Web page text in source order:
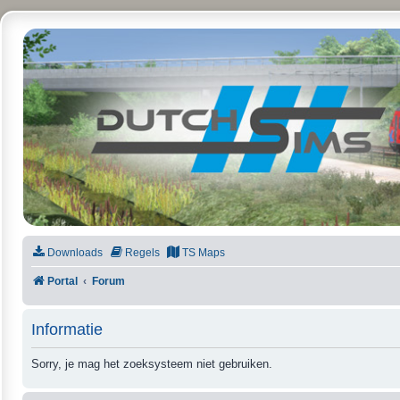
DutchSims
Downloads Regels TS Maps
Portal Forum
Informatie
Sorry, je mag het zoeksysteem niet gebruiken.